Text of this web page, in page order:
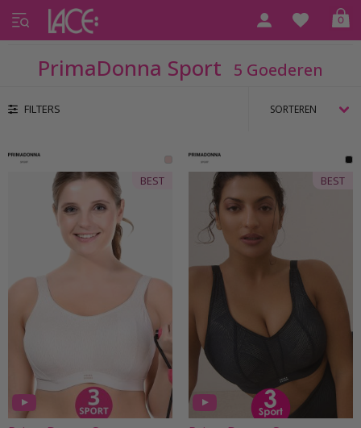
0
Home PrimaDonna Sport
PrimaDonna Sport 5 Goederen
FILTERS
BEST BEST